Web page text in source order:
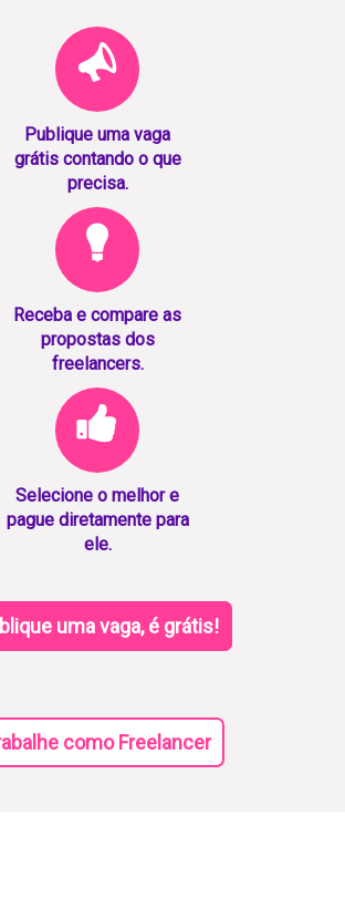
Publique uma vaga
grátis contando o que
precisa.
Receba e compare as
propostas dos
freelancers.
Selecione o melhor e
pague diretamente para
ele.
uma vaga, é grátis!
como Freelancer